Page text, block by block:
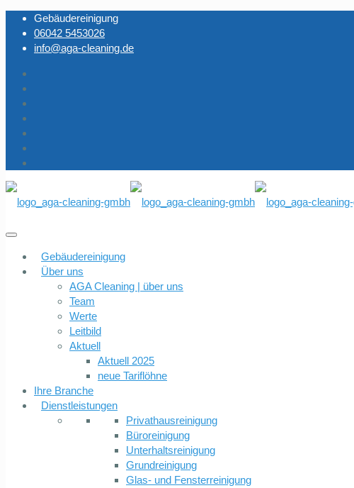
Gebäudereinigung
06042 5453026
info@aga-cleaning.de
Gebäudereinigung
Über uns
AGA Cleaning | über uns
Team
Werte
Leitbild
Aktuell
Aktuell 2025
neue Tariflöhne
Ihre Branche
Dienstleistungen
Privathausreinigung
Büroreinigung
Unterhaltsreinigung
Grundreinigung
Glas- und Fensterreinigung